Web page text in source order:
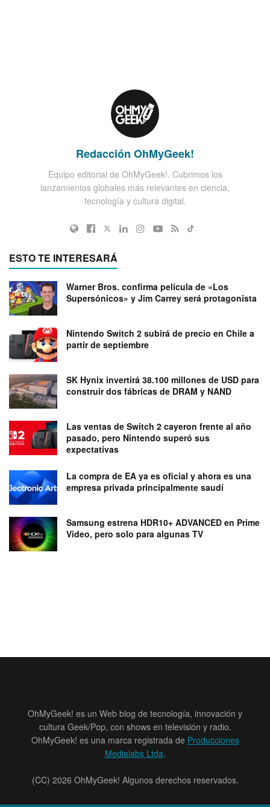
Redacción OhMyGeek!
Equipo editorial de OhMyGeek!. Cubrimos los
lanzamientos globales más relevantes en ciencia,
tecnología y cultura digital.
ESTO TE INTERESARÁ
Warner Bros. confirma película de «Los
Supersónicos» y Jim Carrey será protagonista
Nintendo Switch 2 subirá de precio en Chile a
partir de septiembre
SK Hynix invertirá 38.100 millones de USD para
construir dos fábricas de DRAM y NAND
Las ventas de Switch 2 cayeron frente al año
pasado, pero Nintendo superó sus
expectativas
La compra de EA ya es oficial y ahora es una
empresa privada principalmente saudí
Samsung estrena HDR10+ ADVANCED en Prime
Video, pero solo para algunas TV
OhMyGeek! es un Web blog de tecnología, innovación y
cultura Geek/Pop, con shows en televisión y radio.
OhMyGeek! es una marca registrada de Producciones
Medialabs Ltda.
(CC) 2026 OhMyGeek! Algunos derechos reservados.